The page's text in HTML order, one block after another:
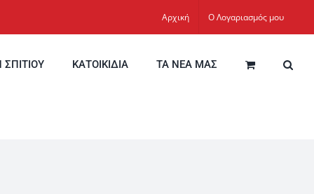
Αρχική Ο Λογαριασμός μου
ΣΠΙΤΙΟΥ ΚΑΤΟΙΚΙΔΙΑ ΤΑ ΝΕΑ ΜΑΣ